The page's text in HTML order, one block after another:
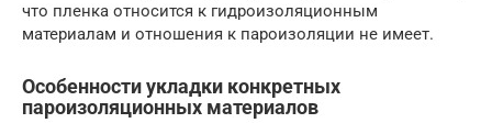
что пленка относится к гидроизоляционным
материалам и отношения к пароизоляции не имеет.
Особенности укладки конкретных
пароизоляционных материалов